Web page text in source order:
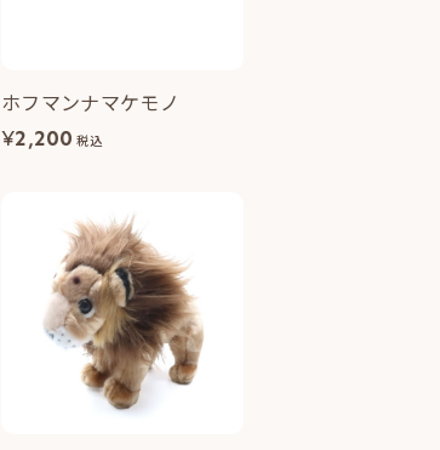
ホフマンナマケモノ
¥2,200 税込